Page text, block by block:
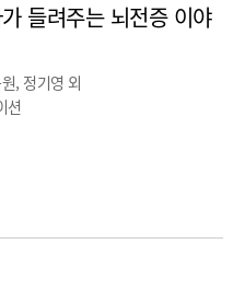
들려주는 뇌전증 이야
, 정기영 외
션